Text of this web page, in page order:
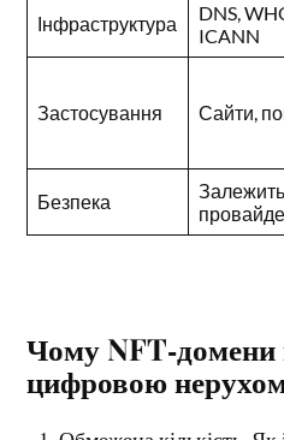
Інфраструктура
DNS,
ICANN
Застосування Сайти,
Безпека
Залежить
Чому
цифровою